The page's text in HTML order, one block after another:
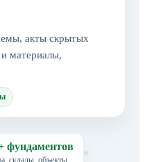
акты скрытых
материалы,
фундаментов
склады, объекты